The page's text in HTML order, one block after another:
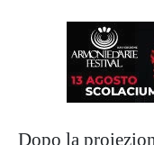
Dopo la